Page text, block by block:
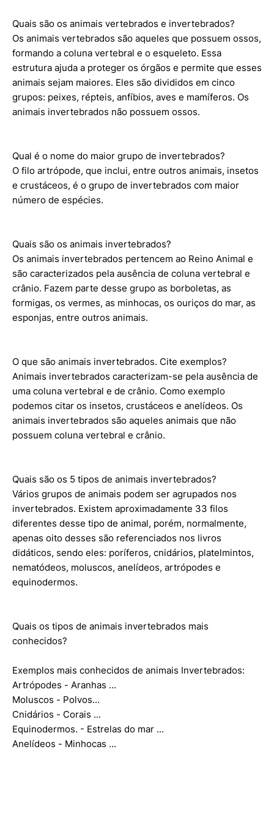
Quais são os animais vertebrados e invertebrados?
Os animais vertebrados são aqueles que possuem ossos,
formando a coluna vertebral e o esqueleto. Essa
estrutura ajuda a proteger os órgãos e permite que esses
animais sejam maiores. Eles são divididos em cinco
grupos: peixes, répteis, anfíbios, aves e mamíferos. Os
animais invertebrados não possuem ossos.
Qual é o nome do maior grupo de invertebrados?
O filo artrópode, que inclui, entre outros animais, insetos
e crustáceos, é o grupo de invertebrados com maior
número de espécies.
Quais são os animais invertebrados?
Os animais invertebrados pertencem ao Reino Animal e
são caracterizados pela ausência de coluna vertebral e
crânio. Fazem parte desse grupo as borboletas, as
formigas, os vermes, as minhocas, os ouriços do mar, as
esponjas, entre outros animais.
O que são animais invertebrados. Cite exemplos?
Animais invertebrados caracterizam-se pela ausência de
uma coluna vertebral e de crânio. Como exemplo
podemos citar os insetos, crustáceos e anelídeos. Os
animais invertebrados são aqueles animais que não
possuem coluna vertebral e crânio.
Quais são os 5 tipos de animais invertebrados?
Vários grupos de animais podem ser agrupados nos
invertebrados. Existem aproximadamente 33 filos
diferentes desse tipo de animal, porém, normalmente,
apenas oito desses são referenciados nos livros
didáticos, sendo eles: poríferos, cnidários, platelmintos,
nematódeos, moluscos, anelídeos, artrópodes e
equinodermos.
Quais os tipos de animais invertebrados mais
conhecidos?
Exemplos mais conhecidos de animais Invertebrados:
Artrópodes - Aranhas ...
Moluscos - Polvos...
Cnidários - Corais ...
Equinodermos. - Estrelas do mar ...
Anelídeos - Minhocas ...